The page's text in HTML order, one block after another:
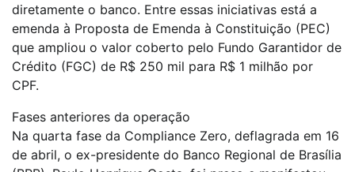
diretamente o banco. Entre essas iniciativas está a
emenda à Proposta de Emenda à Constituição (PEC)
que ampliou o valor coberto pelo Fundo Garantidor de
Crédito (FGC) de R$ 250 mil para R$ 1 milhão por
CPF.
Fases anteriores da operação
Na quarta fase da Compliance Zero, deflagrada em 16
de abril, o ex-presidente do Banco Regional de Brasília